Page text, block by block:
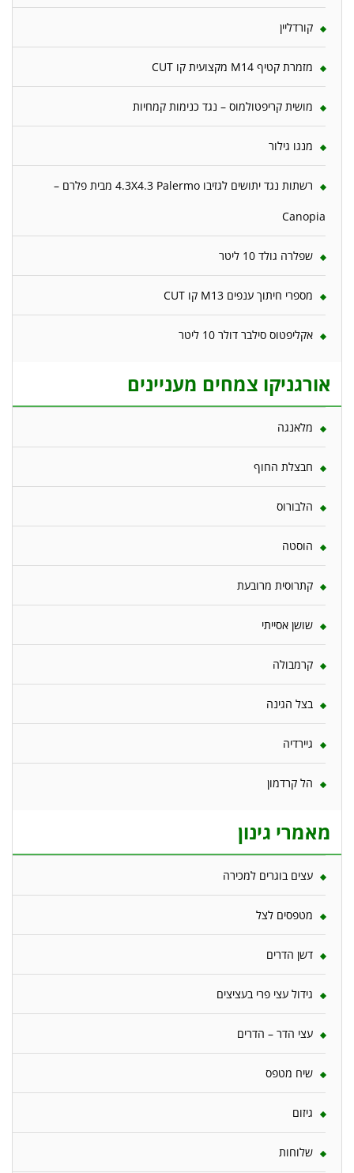
קורדליין
מזמרת קטיף M14 מקצועית קו CUT
מושית קריפטולמוס – נגד כנימות קמחיות
מנגו גילור
רשתות נגד יתושים לגזיבו 4.3X4.3 Palermo מבית פלרם –
Canopia
שפלרה גולד 10 ליטר
מספרי חיתוך ענפים M13 קו CUT
אקליפטוס סילבר דולר 10 ליטר
אורגניקו צמחים מעניינים
מלאנגה
חבצלת החוף
הלבורוס
הוסטה
קתרוסית מרובעת
שושן אסייתי
קרמבולה
בצל הגינה
גיירדיה
הל קרדמון
מאמרי גינון
עצים בוגרים למכירה
מטפסים לצל
דשן הדרים
גידול עצי פרי בעציצים
עצי הדר – הדרים
שיח מטפס
גיזום
שלוחות